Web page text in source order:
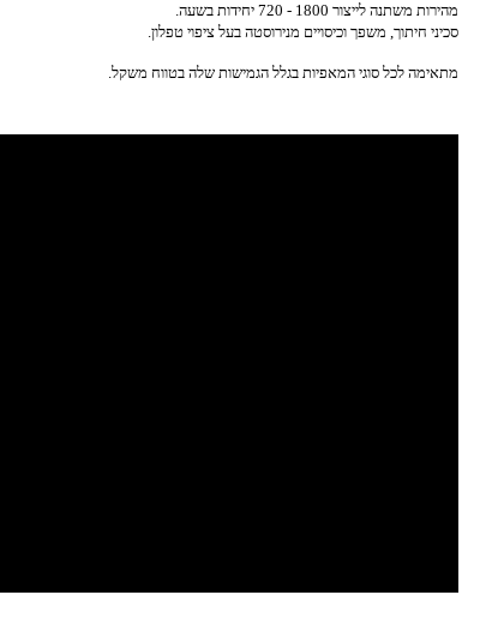
מהירות משתנה לייצור 1800 - 720 יחידות בשעה.
סכיני חיתוך, משפך וכיסויים מנירוסטה בעל ציפוי טפלון.
מתאימה לכל סוגי המאפיות בגלל הגמישות שלה בטווח משקל.